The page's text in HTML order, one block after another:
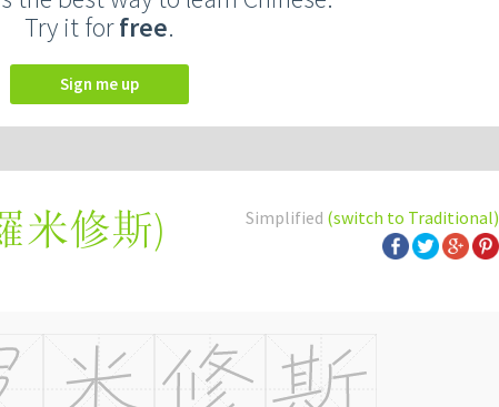
Try it forfree.
Sign me up
Simplified (switch to Traditional)
米修斯)